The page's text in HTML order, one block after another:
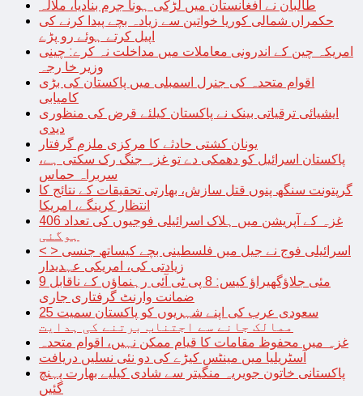
طالبان نے افغانستان میں لڑکی ہونا جرم بنادیا، ملالہ
حکمراں شمالی کوریا خواتین سے زیادہ بچے پیدا کرنے کی
اپیل کرتے ہوئے رو پڑے
امریکہ چین کے اندرونی معاملات میں مداخلت نہ کرے: چینی
وزیر خا رجہ
اقوام متحدہ کی جنرل اسمبلی میں پاکستان کی بڑی
کامیابی
ایشیائی ترقیاتی بینک نے پاکستان کیلئے قرض کی منظوری
دیدی
یونان کشتی حادثے کا مرکزی ملزم گرفتار
پاکستان اسرائیل کو دھمکی دے تو غزہ جنگ رک سکتی ہے،
سربراہ حماس
گرپتونت سنگھ پنوں قتل سازش، بھارتی تحقیقات کے نتائج کا
انتظار کرینگے، امریکا
غزہ کے آپریشن میں ہلاک اسرائیلی فوجیوں کی تعداد 406
ہوگئی
< > اسرائیلی فوج نے جیل میں فلسطینی بچے کیساتھ جنسی
زیادتی کی، امریکی عہدیدار
9 مئی جلاؤگھیراؤ کیس: 8 پی ٹی آئی رہنماؤں کے ناقابل
ضمانت وارنٹ گرفتاری جاری
سعودی عرب کی اپنے شہریوں کو پاکستان سمیت 25
ممالک جانے سے اجتناب برتنے کی ہدایت
غزہ میں محفوظ مقامات کا قیام ممکن نہیں، اقوام متحدہ
آسٹریلیا میں مینٹس کیڑے کی دو نئی نسلیں دریافت
پاکستانی خاتون جویریہ منگیتر سے شادی کیلیے بھارت پہنچ
گئیں